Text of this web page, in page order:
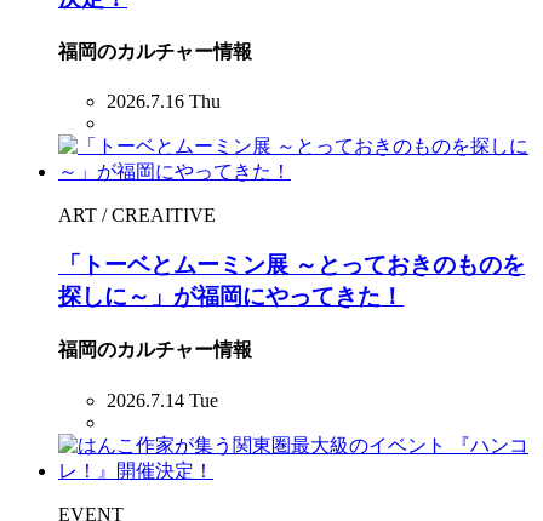
福岡のカルチャー情報
2026.7.16 Thu
ART / CREAITIVE
「トーベとムーミン展 ～とっておきのものを
探しに～」が福岡にやってきた！
福岡のカルチャー情報
2026.7.14 Tue
EVENT